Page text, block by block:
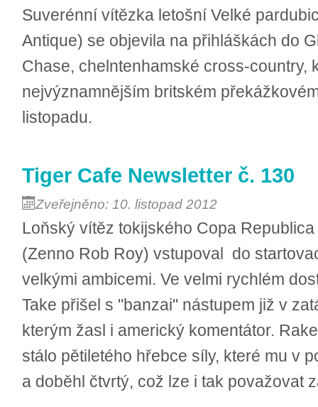
Suverénní vítězka letošní Velké
Antique) se objevila na přihláškách do
Chase, chelntenhamské cross-country,
nejvýznamnějším britském
listopadu.
Tiger Cafe Newsletter č. 130
Zveřejněno: 10. listopad 2012
Loňský vítěz tokijského Copa
(Zenno Rob Roy) vstupoval do
velkými ambicemi. Ve velmi rychlém
Take přišel s "banzai" nástupem již v
kterým žasl i americký komentátor.
stálo pětiletého hřebce síly, které mu v
a doběhl čtvrtý, což lze i tak považovat